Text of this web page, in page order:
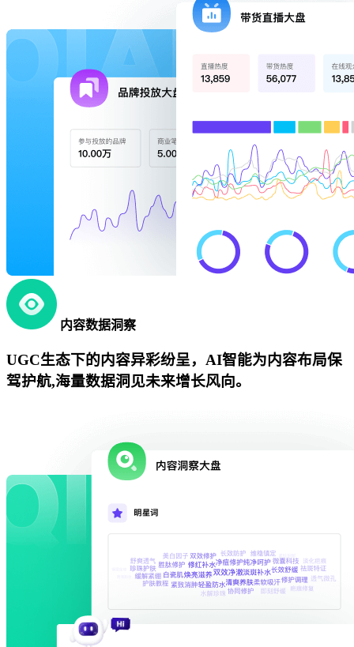
内容数据洞察
UGC生态下的内容异彩纷呈，AI智能为内容布局保
驾护航,海量数据洞见未来增长风向。